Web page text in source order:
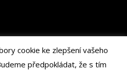
cookie ke zlepšení vašeho
předpokládat, že s tím